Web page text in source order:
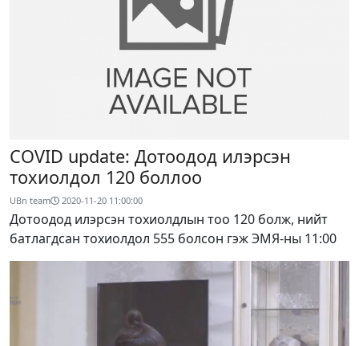
COVID update: Дотоодод илэрсэн
тохиолдол 120 боллоо
UBn team 2020-11-20 11:00:00
Дотоодод илэрсэн тохиолдлын тоо 120 болж, нийт
батлагдсан тохиолдол 555 болсон гэж ЭМЯ-ны 11:00